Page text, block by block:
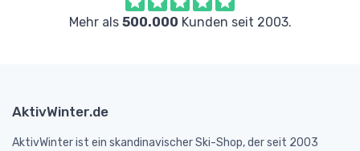
Mehr als 500.000 Kunden seit 2003.
AktivWinter.de
AktivWinter ist ein skandinavischer Ski-Shop, der seit 2003